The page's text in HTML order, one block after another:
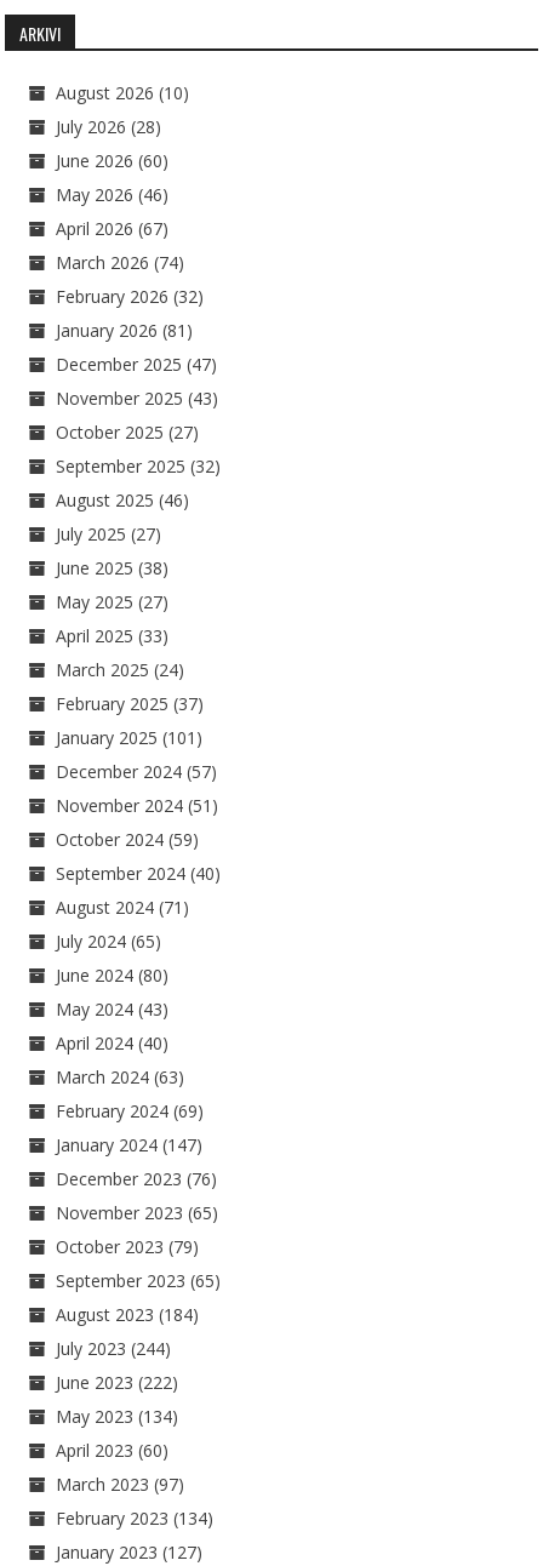
ARKIVI
August 2026 (10)
July 2026 (28)
June 2026 (60)
May 2026 (46)
April 2026 (67)
March 2026 (74)
February 2026 (32)
January 2026 (81)
December 2025 (47)
November 2025 (43)
October 2025 (27)
September 2025 (32)
August 2025 (46)
July 2025 (27)
June 2025 (38)
May 2025 (27)
April 2025 (33)
March 2025 (24)
February 2025 (37)
January 2025 (101)
December 2024 (57)
November 2024 (51)
October 2024 (59)
September 2024 (40)
August 2024 (71)
July 2024 (65)
June 2024 (80)
May 2024 (43)
April 2024 (40)
March 2024 (63)
February 2024 (69)
January 2024 (147)
December 2023 (76)
November 2023 (65)
October 2023 (79)
September 2023 (65)
August 2023 (184)
July 2023 (244)
June 2023 (222)
May 2023 (134)
April 2023 (60)
March 2023 (97)
February 2023 (134)
January 2023 (127)